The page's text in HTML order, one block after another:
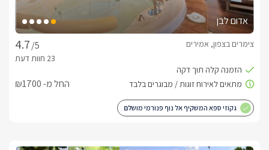
לפרטים נוספים או שאלות אנחנו פה לשירותכם
בברכה, ליהי/שמואל -052-9707416
אדום לבן
/5
צימרים בצפון, אמירים
החל מ- ₪1700
גקוזי ספא המשקיף אל נוף פנורמי מושלם